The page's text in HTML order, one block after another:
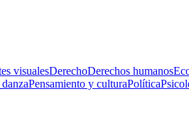
visualesDerechoDerechos humanos
Pensamiento y culturaPolítica